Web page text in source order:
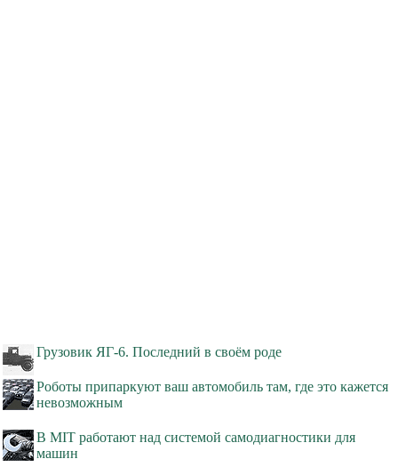
Грузовик ЯГ-6. Последний в своём роде
Роботы припаркуют ваш автомобиль там, где это кажется
невозможным
В MIT работают над системой самодиагностики для
машин